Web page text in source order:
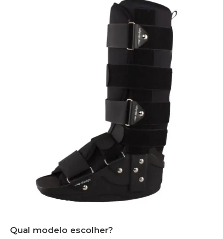
Qual modelo escolher?